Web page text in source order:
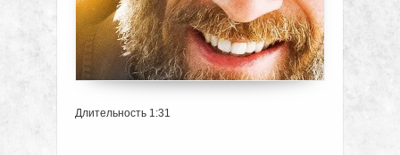
Длительность 1:31